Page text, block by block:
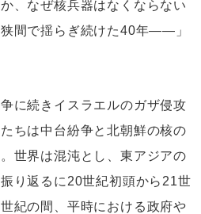
、なぜ核兵器はなくならない
間で揺らぎ続けた40年――」
に続きイスラエルのガザ侵攻
ちは中台紛争と北朝鮮の核の
世界は混沌とし、東アジアの
り返るに20世紀初頭から21世
紀の間、平時における政府や